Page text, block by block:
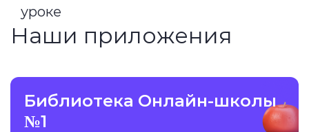
уроке
Наши приложения
Библиотека Онлайн-школы
№1